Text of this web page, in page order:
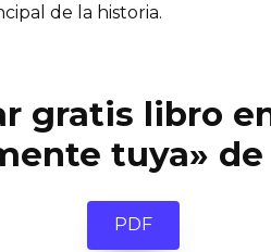
de la historia.
gratis libro
tuya»
PDF